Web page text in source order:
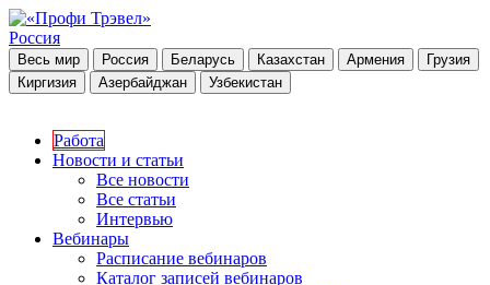
Россия
Весь мир Россия Беларусь Казахстан Армения
Грузия
Киргизия
Азербайджан Узбекистан
Работа
Новости и статьи
Все новости
Все статьи
Интервью
Вебинары
Расписание вебинаров
Каталог записей вебинаров